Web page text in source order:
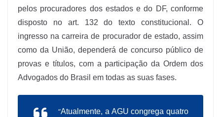
pelos procuradores dos estados e do DF, conforme
disposto no art. 132 do texto constitucional. O
ingresso na carreira de procurador de estado, assim
como da União, dependerá de concurso público de
provas e títulos, com a participação da Ordem dos
Advogados do Brasil em todas as suas fases.
“Atualmente, a AGU congrega quatro